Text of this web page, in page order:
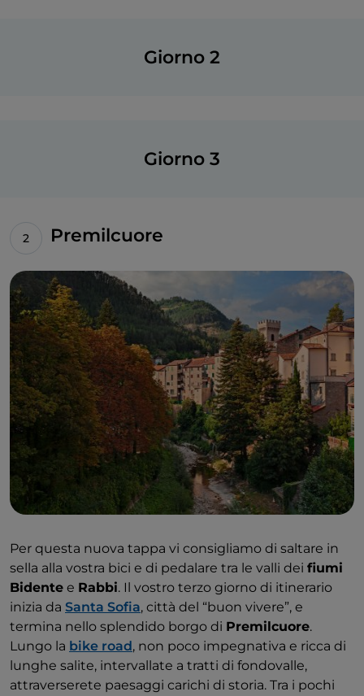
Giorno 2
Giorno 3
Premilcuore
Per questa nuova tappa vi consigliamo di saltare in
sella alla vostra bici e di pedalare tra le valli dei fiumi
Bidente e Rabbi. Il vostro terzo giorno di itinerario
inizia da Santa Sofia, città del “buon vivere”, e
termina nello splendido borgo di Premilcuore.
Lungo la bike road, non poco impegnativa e ricca di
lunghe salite, intervallate a tratti di fondovalle,
attraverserete paesaggi carichi di storia. Tra i pochi